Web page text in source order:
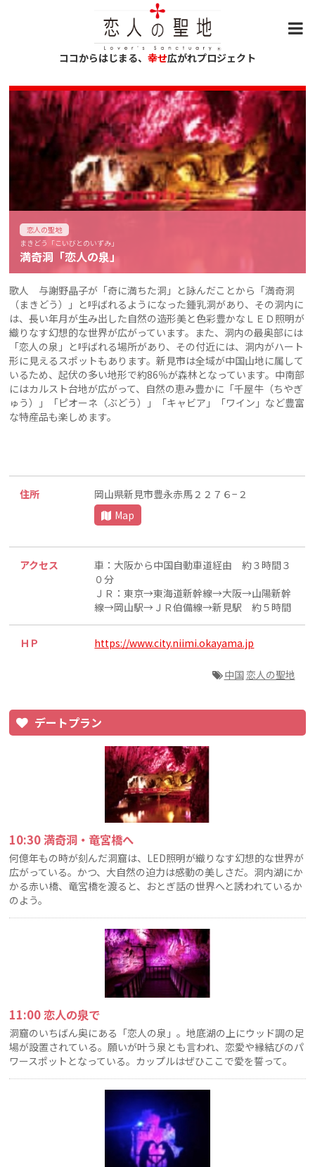
ココからはじまる、 幸せ広がれプロジェクト
恋人の聖地
まきどう「こいびとのいずみ」
満奇洞「恋人の泉」
歌人 与謝野晶子が「奇に満ちた洞」と詠んだことから「満奇洞
（まきどう）」と呼ばれるようになった鍾乳洞があり、その洞内に
は、長い年月が生み出した自然の造形美と色彩豊かなＬＥＤ照明が
織りなす幻想的な世界が広がっています。また、洞内の最奥部には
「恋人の泉」と呼ばれる場所があり、その付近には、洞内がハート
形に見えるスポットもあります。新見市は全域が中国山地に属して
いるため、起伏の多い地形で約86％が森林となっています。中南部
にはカルスト台地が広がって、自然の恵み豊かに「千屋牛（ちやぎ
ゅう）」「ピオーネ（ぶどう）」「キャビア」「ワイン」など豊富
な特産品も楽しめます。
住所
岡山県新見市豊永赤馬２２７６−２
Map
アクセス
車：大阪から中国自動車道経由 約３時間３
０分
ＪＲ：東京→東海道新幹線→大阪→山陽新幹
線→岡山駅→ＪＲ伯備線→新見駅 約５時間
ＨＰ https://www.city.niimi.okayama.jp
中国 恋人の聖地
デートプラン
10:30 満奇洞・竜宮橋へ
何億年もの時が刻んだ洞窟は、LED照明が織りなす幻想的な世界が
広がっている。かつ、大自然の迫力は感動の美しさだ。洞内湖にか
かる赤い橋、竜宮橋を渡ると、おとぎ話の世界へと誘われているか
のよう。
11:00 恋人の泉で
洞窟のいちばん奥にある「恋人の泉」。地底湖の上にウッド調の足
場が設置されている。願いが叶う泉とも言われ、恋愛や縁結びのパ
ワースポットとなっている。カップルはぜひここで愛を誓って。